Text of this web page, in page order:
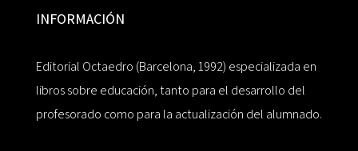
INFORMACIÓN
Editorial Octaedro (Barcelona, 1992) especializada en
libros sobre educación, tanto para el desarrollo del
profesorado como para la actualización del alumnado.